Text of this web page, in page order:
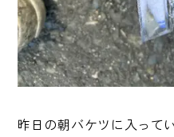
昨日の朝バケツに入って